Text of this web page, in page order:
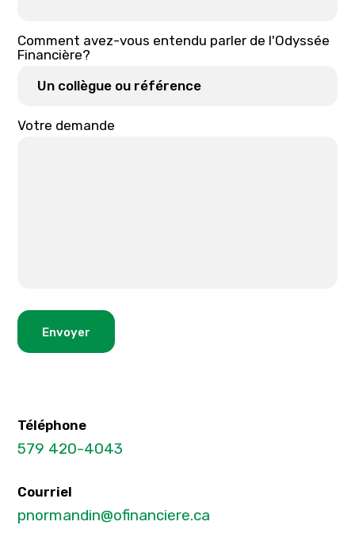
Comment avez-vous entendu parler de l'Odyssée
Financière?
Votre demande
Envoyer
Téléphone
579 420-4043
Courriel
pnormandin@ofinanciere.ca